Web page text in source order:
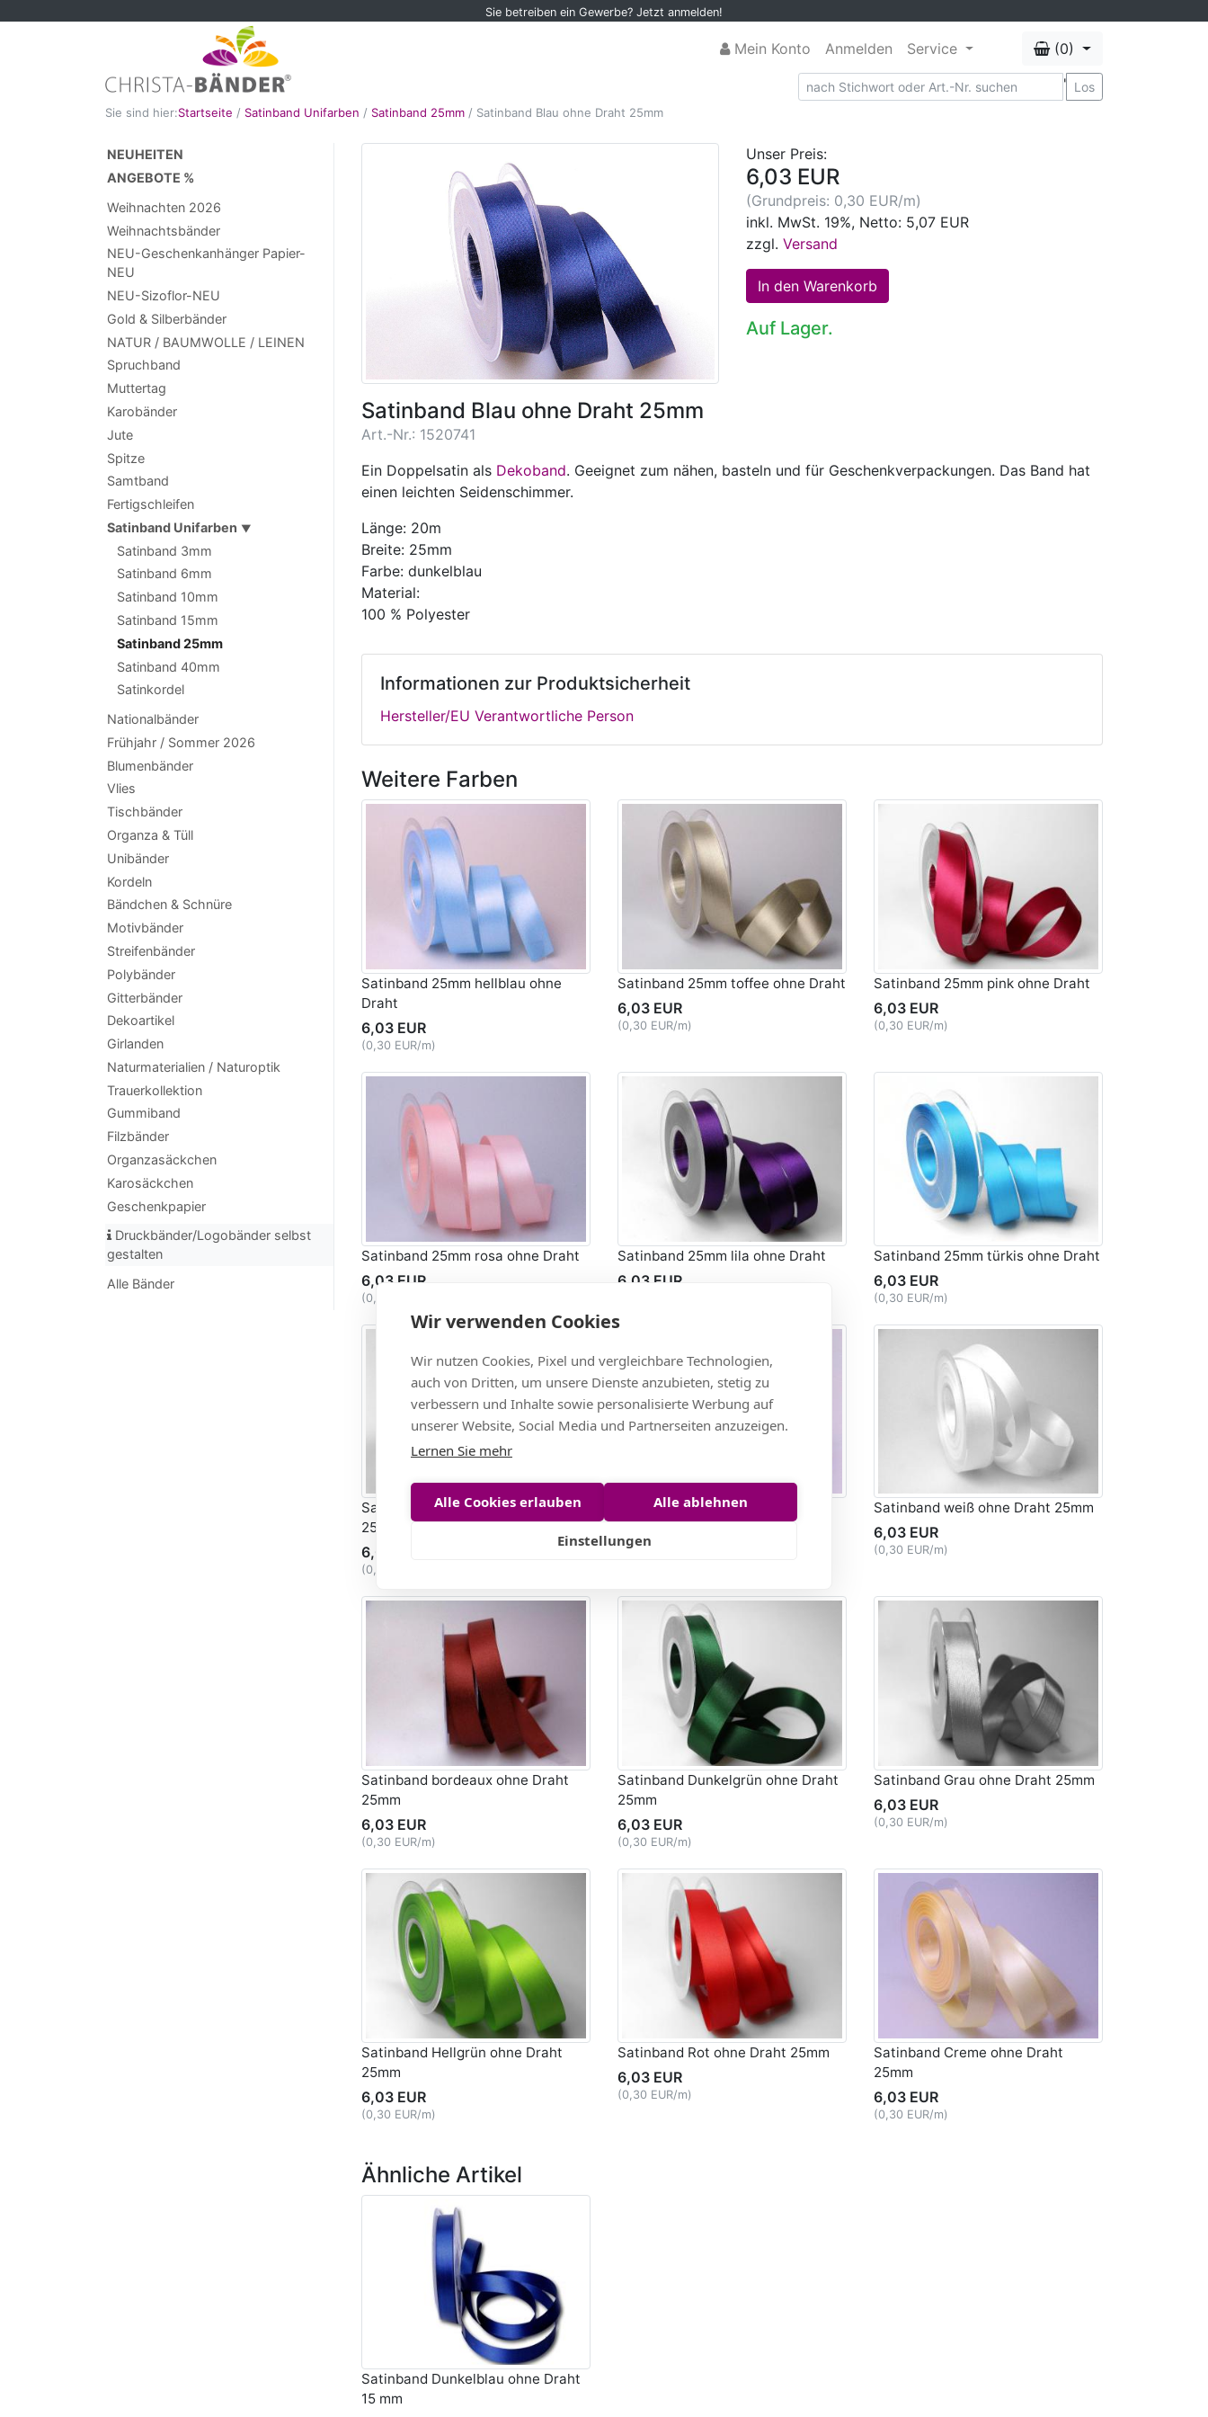
Sie betreiben ein Gewerbe? Jetzt anmelden!
Mein Konto Anmelden Service
(0)
' Los
Sie sind hier:Startseite / Satinband Unifarben / Satinband 25mm / Satinband Blau ohne Draht 25mm
NEUHEITEN
ANGEBOTE %
Weihnachten 2026
Weihnachtsbänder
NEU-Geschenkanhänger Papier-
NEU
NEU-Sizoflor-NEU
Gold & Silberbänder
NATUR / BAUMWOLLE / LEINEN
Spruchband
Muttertag
Karobänder
Jute
Spitze
Samtband
Fertigschleifen
Satinband Unifarben ▼
Satinband 3mm
Satinband 6mm
Satinband 10mm
Satinband 15mm
Satinband 25mm
Satinband 40mm
Satinkordel
Nationalbänder
Frühjahr / Sommer 2026
Blumenbänder
Vlies
Tischbänder
Organza & Tüll
Unibänder
Kordeln
Bändchen & Schnüre
Motivbänder
Streifenbänder
Polybänder
Gitterbänder
Dekoartikel
Girlanden
Naturmaterialien / Naturoptik
Trauerkollektion
Gummiband
Filzbänder
Organzasäckchen
Karosäckchen
Geschenkpapier
Druckbänder/Logobänder selbst
gestalten
Alle Bänder
Unser Preis:
6,03 EUR
(Grundpreis: 0,30 EUR/m)
inkl. MwSt. 19%, Netto: 5,07 EUR
zzgl. Versand
Auf Lager.
Satinband Blau ohne Draht 25mm
Art.-Nr.: 1520741
Ein Doppelsatin als Dekoband. Geeignet zum nähen, basteln und für Geschenkverpackungen. Das Band hat
einen leichten Seidenschimmer.
Länge: 20m
Breite: 25mm
Farbe: dunkelblau
Material:
100 % Polyester
Informationen zur Produktsicherheit
Hersteller/EU Verantwortliche Person
Weitere Farben
Satinband 25mm hellblau ohne
Draht
6,03 EUR
(0,30 EUR/m)
Satinband 25mm toffee ohne Draht
6,03 EUR
(0,30 EUR/m)
Satinband 25mm pink ohne Draht
6,03 EUR
(0,30 EUR/m)
Satinband 25mm rosa ohne Draht
6,03 EUR
(0,30 EUR/m)
Satinband 25mm lila ohne Draht
6,03 EUR
Satinband 25mm türkis ohne Draht
6,03 EUR
(0,30 EUR/m)
Satinband Schwarz ohne Draht
25mm
6,03 EUR
(0,30 EUR/m)
Satinband Flieder ohne Draht
6,03 EUR
Satinband weiß ohne Draht 25mm
6,03 EUR
(0,30 EUR/m)
Satinband bordeaux ohne Draht
25mm
6,03 EUR
(0,30 EUR/m)
Satinband Dunkelgrün ohne Draht
25mm
6,03 EUR
(0,30 EUR/m)
Satinband Grau ohne Draht 25mm
6,03 EUR
(0,30 EUR/m)
Satinband Hellgrün ohne Draht
25mm
6,03 EUR
(0,30 EUR/m)
Satinband Rot ohne Draht 25mm
6,03 EUR
(0,30 EUR/m)
Satinband Creme ohne Draht
25mm
6,03 EUR
(0,30 EUR/m)
Ähnliche Artikel
Satinband Dunkelblau ohne Draht
15 mm
Wir verwenden Cookies
Wir nutzen Cookies, Pixel und vergleichbare Technologien,
auch von Dritten, um unsere Dienste anzubieten, stetig zu
verbessern und Inhalte sowie personalisierte Werbung auf
unserer Website, Social Media und Partnerseiten anzuzeigen.
Lernen Sie mehr
Alle Cookies erlauben Alle ablehnen
Einstellungen